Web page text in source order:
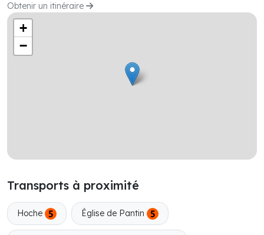
Obtenir un itinéraire
+
−
Transports à proximité
Hoche Église de Pantin